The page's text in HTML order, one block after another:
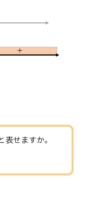
表せますか。